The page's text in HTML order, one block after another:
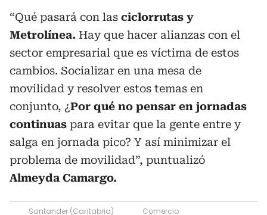
“Qué pasará con las ciclorrutas y
Metrolínea. Hay que hacer alianzas con el
sector empresarial que es víctima de estos
cambios. Socializar en una mesa de
movilidad y resolver estos temas en
conjunto, ¿Por qué no pensar en jornadas
continuas para evitar que la gente entre y
salga en jornada pico? Y así minimizar el
problema de movilidad”, puntualizó
Almeyda Camargo.
Santander (Cantabria)
Comercio